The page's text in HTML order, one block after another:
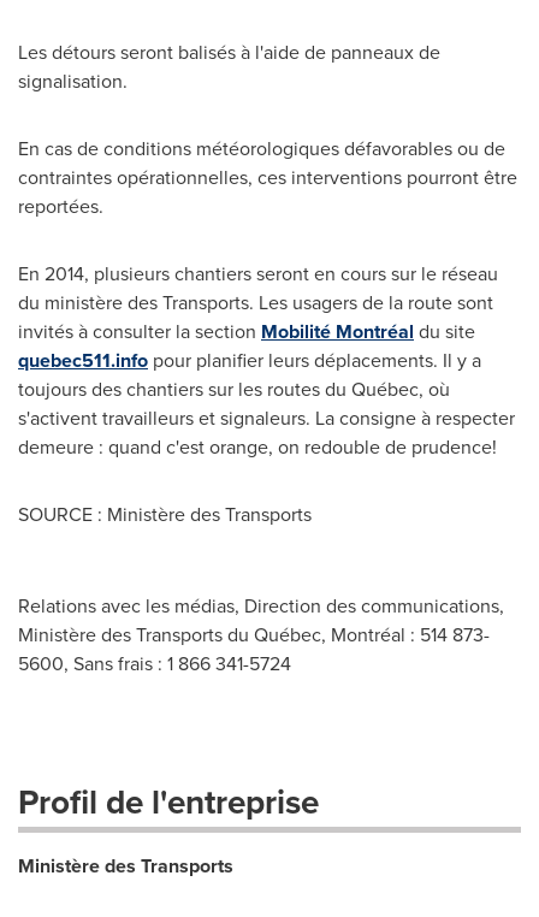
Les détours seront balisés à l'aide de panneaux de
signalisation.
En cas de conditions météorologiques défavorables ou de
contraintes opérationnelles, ces interventions pourront être
reportées.
En 2014, plusieurs chantiers seront en cours sur le réseau
du ministère des Transports. Les usagers de la route sont
invités à consulter la section Mobilité Montréal du site
quebec511.info pour planifier leurs déplacements. Il y a
toujours des chantiers sur les routes du Québec, où
s'activent travailleurs et signaleurs. La consigne à respecter
demeure : quand c'est orange, on redouble de prudence!
SOURCE : Ministère des Transports
Relations avec les médias, Direction des communications,
Ministère des Transports du Québec, Montréal : 514 873-
5600, Sans frais : 1 866 341-5724
Profil de l'entreprise
Ministère des Transports